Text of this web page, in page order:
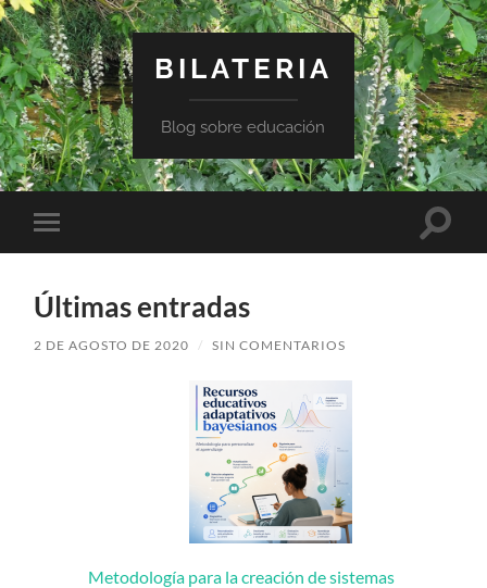
BILATERIA
Blog sobre educación
Alternar
el
móvil
Últimas entradas
2 DE AGOSTO DE 2020 / SIN COMENTARIOS
Metodología para la creación de sistemas